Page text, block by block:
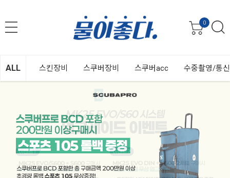
0
ALL 스킨장비 스쿠버장비 스쿠버acc 수중촬영/통